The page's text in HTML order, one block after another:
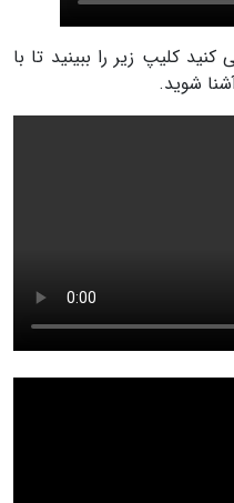
کلیپ زیر را ببینید تا با
شوید.